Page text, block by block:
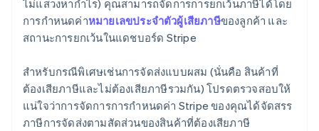
ไม่แสวงหากำไร) คุณสามารถจัดการการยกเว้นภาษีได้โดย
การกำหนดค่าหมายเลขประจำตัวผู้เสียภาษีของลูกค้า และ
สถานะการยกเว้นในแดชบอร์ด Stripe
สำหรับกรณีพิเศษเช่นการจัดส่งแบบผสม (นั่นคือ สินค้าที่
ต้องเสียภาษีและไม่ต้องเสียภาษีรวมกัน) โปรดตรวจสอบให้
แน่ใจว่าการจัดการการกำหนดค่า Stripe ของคุณได้จัดสรร
ภาษีการจัดส่งตามสัดส่วนของสินค้าที่ต้องเสียภาษี